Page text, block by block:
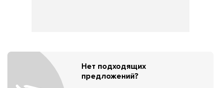
Нет подходящих
предложений?